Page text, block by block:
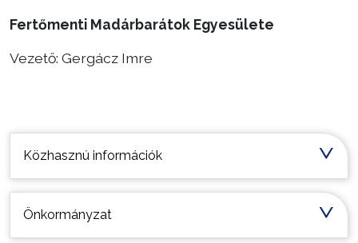
Közhasznú információk
Önkormányzat
Fertőmenti Madárbarátok Egyesülete
Vezető: Gergácz Imre